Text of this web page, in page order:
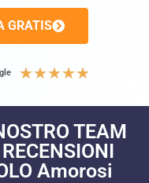
GRATIS
★★★★★
TEAM
Amorosi